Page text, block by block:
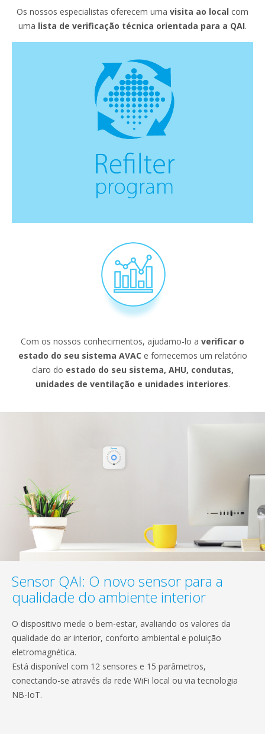
Os nossos especialistas oferecem uma visita ao local com
uma lista de verificação técnica orientada para a QAI.
Com os nossos conhecimentos, ajudamo-lo a verificar o
estado do seu sistema AVAC e fornecemos um relatório
claro do estado do seu sistema, AHU, condutas,
unidades de ventilação e unidades interiores.
Sensor QAI: O novo sensor para a
qualidade do ambiente interior
O dispositivo mede o bem-estar, avaliando os valores da
qualidade do ar interior, conforto ambiental e poluição
eletromagnética.
Está disponível com 12 sensores e 15 parâmetros,
conectando-se através da rede WiFi local ou via tecnologia
NB-IoT.